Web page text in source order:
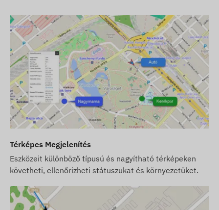
kommunikál a hálózaton.
Működési régió
4G: Európa, Közel-Kelet és Ázsia
2G: Világ
Vásárlási opciók
Ha csak készüléket vásárol (szoftver előfizetést
működtetéshez szükséges SIM kártyáról, annak
beállításairól és a kártya üzemeltetéséről
(feltöltés, éves adategyeztetés) Önnek kell
Ha a készülék mellett szoftver előfizetést is
Térképes Megjelenítés
Eszközeit különböző típusú és nagyítható térképeken
követheti, ellenőrizheti státuszukat és környezetüket.